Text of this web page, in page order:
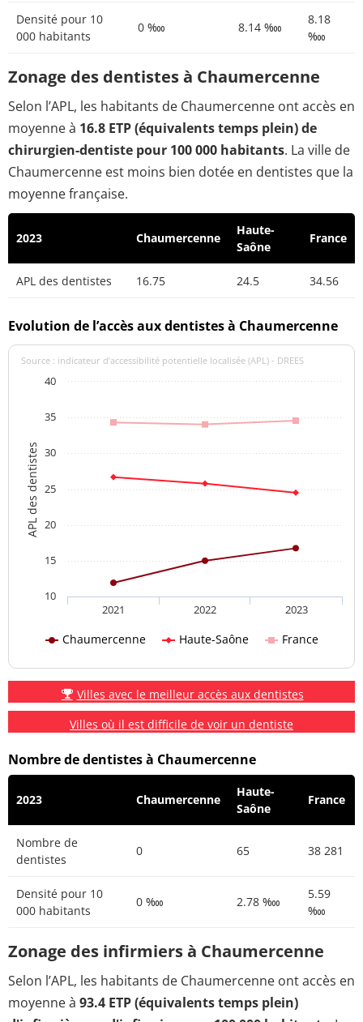
Densité pour 10
000 habitants
0 ‱ 8.14 ‱
8.18
‱
Zonage des dentistes à Chaumercenne
Selon l’APL, les habitants de Chaumercenne ont accès en
moyenne à 16.8 ETP (équivalents temps plein) de
chirurgien-dentiste pour 100 000 habitants. La ville de
Chaumercenne est moins bien dotée en dentistes que la
moyenne française.
2023 Chaumercenne
Haute-
Saône
France
APL des dentistes 16.75 24.5 34.56
Evolution de l’accès aux dentistes à Chaumercenne
APL des dentistes
Source : indicateur d’accessibilité potentielle localisée (APL) - DREES
Chaumercenne Haute-Saône France
2021 2022 2023
10
15
20
25
30
35
40
Villes avec le meilleur accès aux dentistes
Villes où il est difficile de voir un dentiste
Nombre de dentistes à Chaumercenne
2023 Chaumercenne
Haute-
Saône
France
Nombre de
dentistes
0 65 38 281
Densité pour 10
000 habitants
0 ‱ 2.78 ‱
5.59
‱
Zonage des infirmiers à Chaumercenne
Selon l’APL, les habitants de Chaumercenne ont accès en
moyenne à 93.4 ETP (équivalents temps plein)